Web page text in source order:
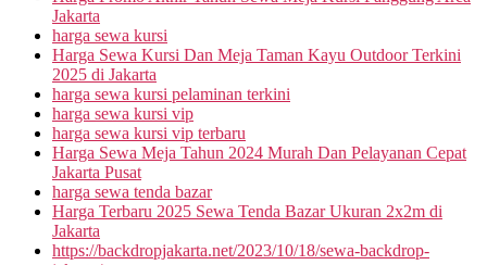
Jakarta
harga sewa kursi
Harga Sewa Kursi Dan Meja Taman Kayu Outdoor Terkini
2025 di Jakarta
harga sewa kursi pelaminan terkini
harga sewa kursi vip
harga sewa kursi vip terbaru
Harga Sewa Meja Tahun 2024 Murah Dan Pelayanan Cepat
Jakarta Pusat
harga sewa tenda bazar
Harga Terbaru 2025 Sewa Tenda Bazar Ukuran 2x2m di
Jakarta
https://backdropjakarta.net/2023/10/18/sewa-backdrop-